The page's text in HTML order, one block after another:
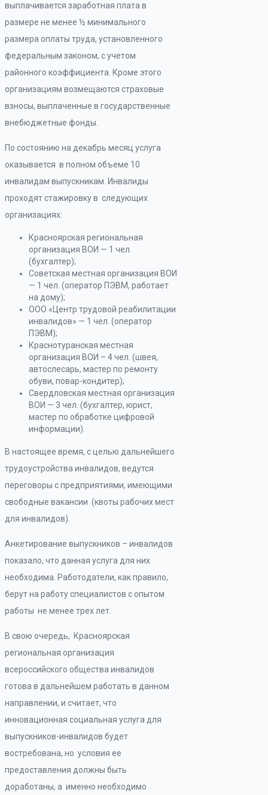
выплачивается заработная плата в
размере не менее ½ минимального
размера оплаты труда, установленного
федеральным законом, с учетом
районного коэффициента. Кроме этого
организациям возмещаются страховые
взносы, выплаченные в государственные
внебюджетные фонды.
По состоянию на декабрь месяц услуга
оказывается в полном объеме 10
инвалидам выпускникам. Инвалиды
проходят стажировку в следующих
организациях:
Красноярская региональная
организация ВОИ — 1 чел.
(бухгалтер);
Советская местная организация ВОИ
— 1 чел. (оператор ПЭВМ, работает
на дому);
ООО «Центр трудовой реабилитации
инвалидов» — 1 чел. (оператор
ПЭВМ);
Краснотуранская местная
организация ВОИ – 4 чел. (швея,
автослесарь, мастер по ремонту
обуви, повар-кондитер);
Свердловская местная организация
ВОИ — 3 чел. (бухгалтер, юрист,
мастер по обработке цифровой
информации).
В настоящее время, с целью дальнейшего
трудоустройства инвалидов, ведутся
переговоры с предприятиями, имеющими
свободные вакансии (квоты рабочих мест
для инвалидов).
Анкетирование выпускников – инвалидов
показало, что данная услуга для них
необходима. Работодатели, как правило,
берут на работу специалистов с опытом
работы не менее трех лет.
В свою очередь, Красноярская
региональная организация
всероссийского общества инвалидов
готова в дальнейшем работать в данном
направлении, и считает, что
инновационная социальная услуга для
выпускников-инвалидов будет
востребована, но условия ее
предоставления должны быть
доработаны, а именно необходимо